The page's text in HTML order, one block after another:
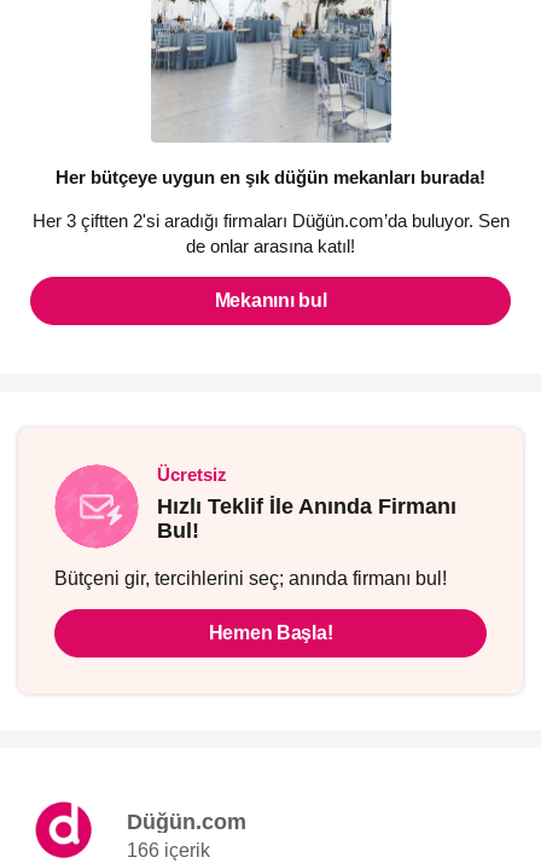
Her bütçeye uygun en şık düğün mekanları burada!
Her 3 çiftten 2'si aradığı firmaları Düğün.com’da buluyor. Sen
de onlar arasına katıl!
Mekanını bul
Ücretsiz
Hızlı Teklif İle Anında Firmanı
Bul!
Bütçeni gir, tercihlerini seç; anında firmanı bul!
Hemen Başla!
Düğün.com
166 içerik